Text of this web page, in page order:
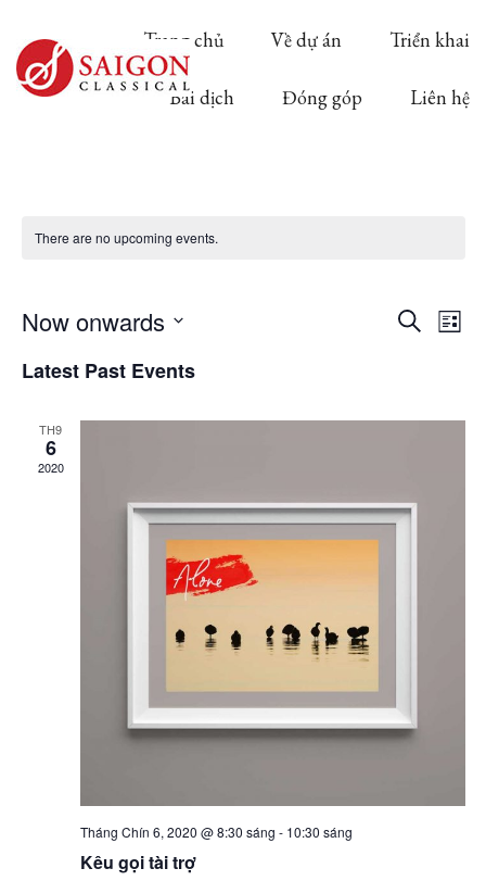
Trang chủ Về dự án Triển khai
Bài dịch Đóng góp Liên hệ
There are no upcoming events.
Search
List
Now onwards
date.
Latest Past Events
TH9
6
2020
Tháng Chín 6, 2020 @ 8:30 sáng - 10:30 sáng
Kêu gọi tài trợ